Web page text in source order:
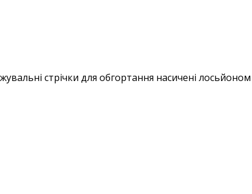
стрічки для обгортання насичені